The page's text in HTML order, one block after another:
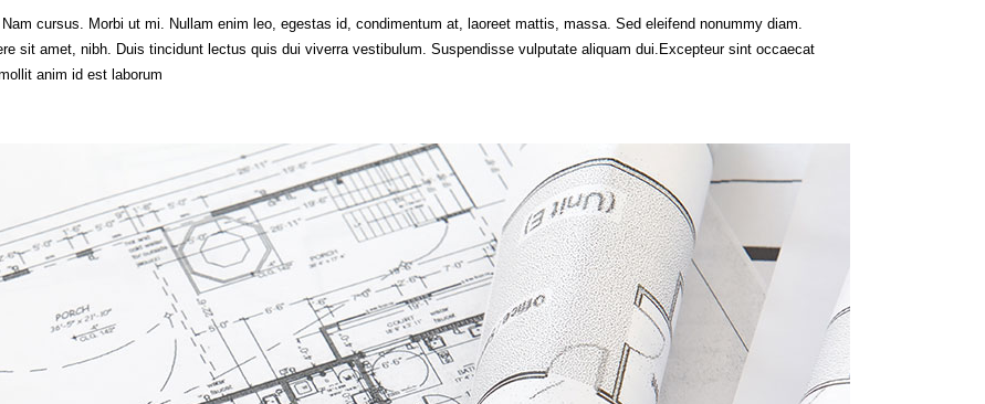
cursus. Morbi ut mi. Nullam enim leo, egestas id, condimentum at, laoreet mattis, massa. Sed eleifend nonummy diam.
sit amet, nibh. Duis tincidunt lectus quis dui viverra vestibulum. Suspendisse vulputate aliquam dui.Excepteur sint occaecat
anim id est laborum